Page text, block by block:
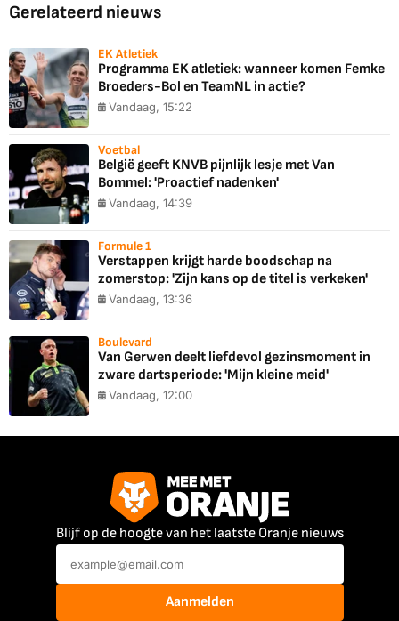
Gerelateerd nieuws
EK Atletiek
Programma EK atletiek: wanneer komen Femke
Broeders-Bol en TeamNL in actie?
Vandaag, 15:22
Voetbal
België geeft KNVB pijnlijk lesje met Van
Bommel: 'Proactief nadenken'
Vandaag, 14:39
Formule 1
Verstappen krijgt harde boodschap na
zomerstop: 'Zijn kans op de titel is verkeken'
Vandaag, 13:36
Boulevard
Van Gerwen deelt liefdevol gezinsmoment in
zware dartsperiode: 'Mijn kleine meid'
Vandaag, 12:00
Blijf op de hoogte van het laatste Oranje nieuws
Aanmelden